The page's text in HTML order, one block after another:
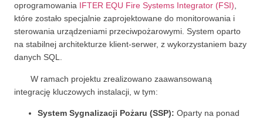
oprogramowania IFTER EQU Fire Systems Integrator (FSI),
które zostało specjalnie zaprojektowane do monitorowania i
sterowania urządzeniami przeciwpożarowymi. System oparto
na stabilnej architekturze klient-serwer, z wykorzystaniem bazy
danych SQL.
W ramach projektu zrealizowano zaawansowaną
integrację kluczowych instalacji, w tym:
System Sygnalizacji Pożaru (SSP): Oparty na ponad
internetowej.
Marketing
Udostępniając
zainteresowania i
podczas
strony, zwiększasz